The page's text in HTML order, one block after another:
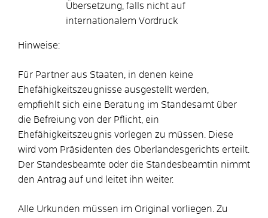
Übersetzung, falls nicht auf
internationalem Vordruck
Hinweise:
Für Partner aus Staaten, in denen keine
Ehefähigkeitszeugnisse ausgestellt werden,
empfiehlt sich eine Beratung im Standesamt über
die Befreiung von der Pflicht, ein
Ehefähigkeitszeugnis vorlegen zu müssen. Diese
wird vom Präsidenten des Oberlandesgerichts erteilt.
Der Standesbeamte oder die Standesbeamtin nimmt
den Antrag auf und leitet ihn weiter.
Alle Urkunden müssen im Original vorliegen. Zu